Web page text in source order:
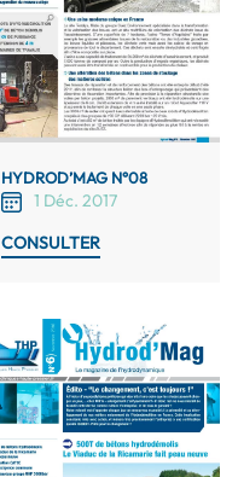
HYDROD’MAG N°08
1 Déc. 2017
CONSULTER